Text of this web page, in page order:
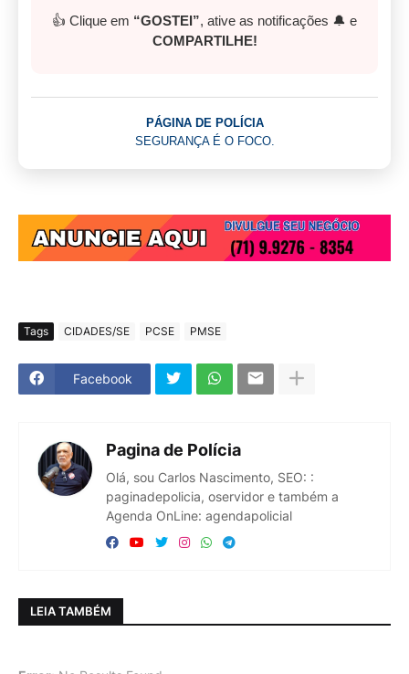
👍 Clique em “GOSTEI”, ative as notificações 🔔 e
COMPARTILHE!
PÁGINA DE POLÍCIA
SEGURANÇA É O FOCO.
Tags CIDADES/SE PCSE PMSE
Facebook
Pagina de Polícia
Olá, sou Carlos Nascimento, SEO: :
paginadepolicia, oservidor e também a
Agenda OnLine: agendapolicial
LEIA TAMBÉM